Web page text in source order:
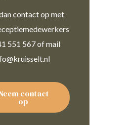
contact op met
551 567 of mail
contact
op